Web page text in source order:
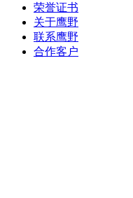
荣誉证书
关于鹰野
联系鹰野
合作客户